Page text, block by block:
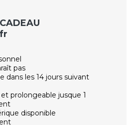
pas
dans les 14 jours suivant
prolongeable jusque 1
disponible